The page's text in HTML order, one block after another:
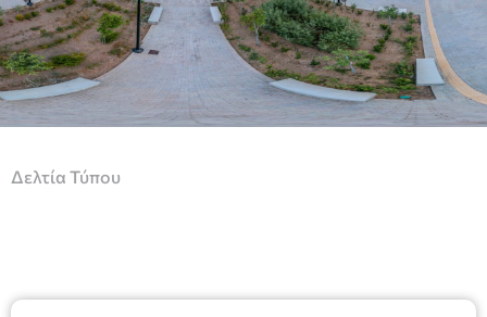
Δελτία Τύπου